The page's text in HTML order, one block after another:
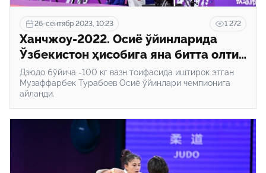
26-сентябр 2023, 10:23 1 272
Ханчжоу-2022. Осиё ўйинларида
Ўзбекистон ҳисобига яна битта олтин
медаль қўшилди (фото)
Дзюдо бўйича -100 кг вазн тоифасида иштирок этган
Музаффарбек Турабоев Осиё ўйинлари чемпионига
айланди.